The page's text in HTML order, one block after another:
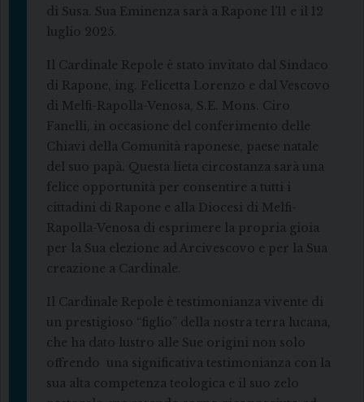
di Susa. Sua Eminenza sarà a Rapone l’11 e il 12
luglio 2025.
Il Cardinale Repole è stato invitato dal Sindaco
di Rapone, ing. Felicetta Lorenzo e dal Vescovo
di Melfi-Rapolla-Venosa, S.E. Mons. Ciro
Fanelli, in occasione del conferimento delle
Chiavi della Comunità raponese, paese natale
del suo papà. Questa lieta circostanza sarà una
felice opportunità per consentire a tutti i
cittadini di Rapone e alla Diocesi di Melfi-
Rapolla-Venosa di esprimere la propria gioia
per la Sua elezione ad Arcivescovo e per la Sua
creazione a Cardinale.
Il Cardinale Repole è testimonianza vivente di
un prestigioso “figlio” della nostra terra lucana,
che ha dato lustro alle Sue origini non solo
offrendo una significativa testimonianza con la
sua alta competenza teologica e il suo zelo